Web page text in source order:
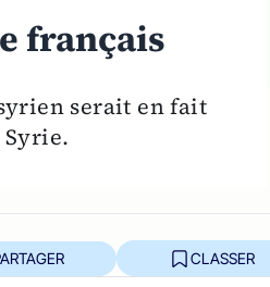
français
serait en fait
CLASSER